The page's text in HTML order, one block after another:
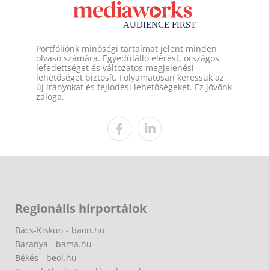
Portfóliónk minőségi tartalmat jelent minden
olvasó számára. Egyedülálló elérést, országos
lefedettséget és változatos megjelenési
lehetőséget biztosít. Folyamatosan keressük az
új irányokat és fejlődési lehetőségeket. Ez jövőnk
záloga.
Regionális hírportálok
Bács-Kiskun - baon.hu
Baranya - bama.hu
Békés - beol.hu